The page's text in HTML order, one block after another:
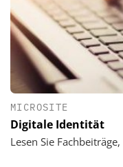
MICROSITE
Digitale Identität
Lesen Sie